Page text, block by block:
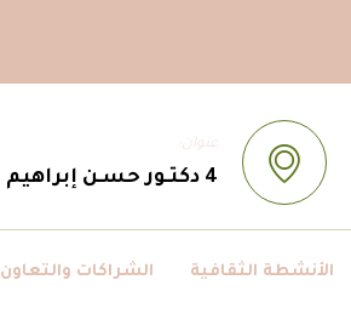
عنوان:
4 دكتـور حسـن إبراهيم حسـن ، مدينــة نصــر، القاهــرة، مصــر
الأنشطة الثقافية الشراكات والتعاون